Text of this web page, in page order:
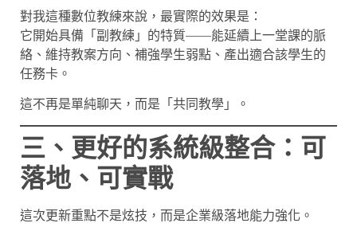
對我這種數位教練來說，最實際的效果是：
它開始具備「副教練」的特質——能延續上一堂課的脈
絡、維持教案方向、補強學生弱點、產出適合該學生的
任務卡。
這不再是單純聊天，而是「共同教學」。
三、更好的系統級整合：可
落地、可實戰
這次更新重點不是炫技，而是企業級落地能力強化。